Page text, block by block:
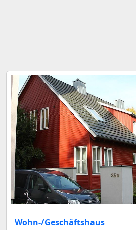
Wohn-/Geschäftshaus